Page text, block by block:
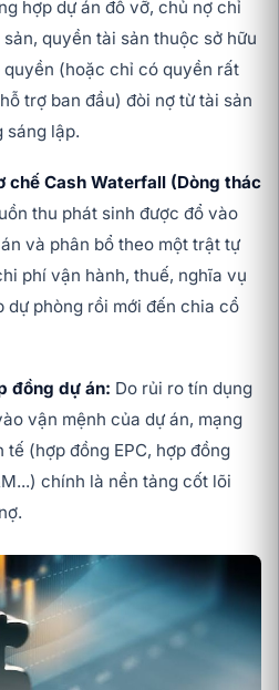
hợp dự án đổ vỡ, chủ nợ chỉ
quyền tài sản thuộc sở hữu
quyền (hoặc chỉ có quyền rất
trợ ban đầu) đòi nợ từ tài sản
sáng lập.
chế Cash Waterfall (Dòng thác
thu phát sinh được đổ vào
và phân bổ theo một trật tự
phí vận hành, thuế, nghĩa vụ
phòng rồi mới đến chia cổ
đồng dự án: Do rủi ro tín dụng
vận mệnh của dự án, mạng
(hợp đồng EPC, hợp đồng
chính là nền tảng cốt lõi